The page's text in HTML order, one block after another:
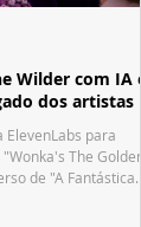
Wilder com IA e
dos artistas
para
The Golden
de "A Fantástica